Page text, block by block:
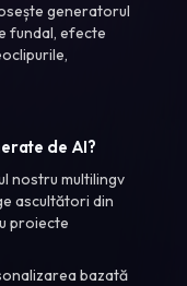
generatorul
fundal, efecte
de AI?
nostru multilingv
ascultători din
proiecte
bazată